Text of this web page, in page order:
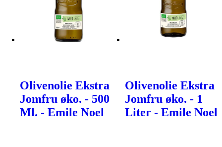
Olivenolie Ekstra
Jomfru øko. - 500
Ml. - Emile Noel
Olivenolie Ekstra
Jomfru øko. - 1
Liter - Emile Noel